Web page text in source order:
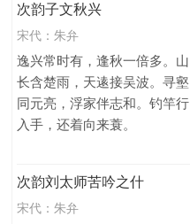
次韵子文秋兴
宋代：朱弁
逸兴常时有，逢秋一倍多。山
长含楚雨，天逺接吴波。寻壑
同元亮，浮家伴志和。钓竿行
入手，还着向来蓑。
次韵刘太师苦吟之什
宋代：朱弁